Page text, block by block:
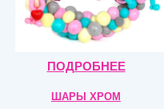
ПОДРОБНЕЕ
ШАРЫ ХРОМ